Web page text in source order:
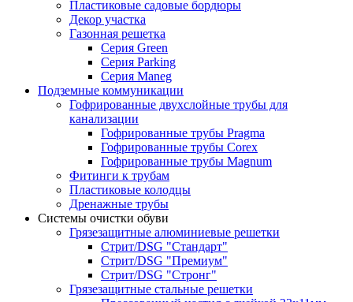
Пластиковые садовые бордюры
Декор участка
Газонная решетка
Серия Green
Серия Parking
Серия Maneg
Подземные коммуникации
Гофрированные двухслойные трубы для
канализации
Гофрированные трубы Pragma
Гофрированные трубы Corex
Гофрированные трубы Magnum
Фитинги к трубам
Пластиковые колодцы
Дренажные трубы
Системы очистки обуви
Грязезащитные алюминиевые решетки
Стрит/DSG "Стандарт"
Стрит/DSG "Премиум"
Стрит/DSG "Стронг"
Грязезащитные стальные решетки